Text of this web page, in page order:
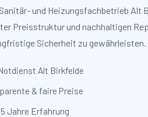
und Heizungsfachbetrieb
Preisstruktur und nachhaltigen
Sicherheit zu gewährleisten.
Alt Birkfelde
& faire Preise
Jahre Erfahrung